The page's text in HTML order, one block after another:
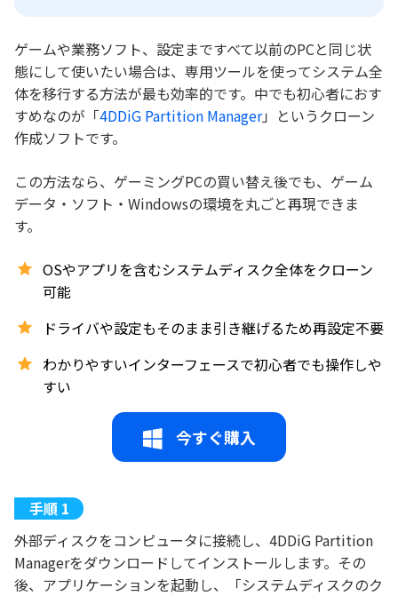
ゲームや業務ソフト、設定まですべて以前のPCと同じ状
態にして使いたい場合は、専用ツールを使ってシステム全
体を移行する方法が最も効率的です。中でも初心者におす
すめなのが「4DDiG Partition Manager」というクローン
作成ソフトです。
この方法なら、ゲーミングPCの買い替え後でも、ゲーム
データ・ソフト・Windowsの環境を丸ごと再現できま
す。
OSやアプリを含むシステムディスク全体をクローン
可能
ドライバや設定もそのまま引き継げるため再設定不要
わかりやすいインターフェースで初心者でも操作しや
すい
今すぐ購入
外部ディスクをコンピュータに接続し、4DDiG Partition
Managerをダウンロードしてインストールします。その
後、アプリケーションを起動し、「システムディスクのク